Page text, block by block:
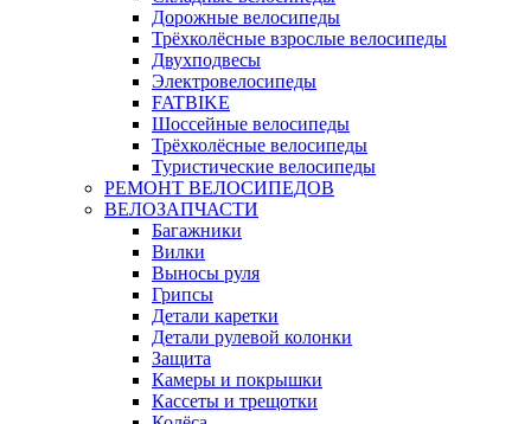
Дорожные велосипеды
Трёхколёсные взрослые велосипеды
Двухподвесы
Электровелосипеды
FATBIKE
Шоссейные велосипеды
Трёхколёсные велосипеды
Туристические велосипеды
РЕМОНТ ВЕЛОСИПЕДОВ
ВЕЛОЗАПЧАСТИ
Багажники
Вилки
Выносы руля
Грипсы
Детали каретки
Детали рулевой колонки
Защита
Камеры и покрышки
Кассеты и трещотки